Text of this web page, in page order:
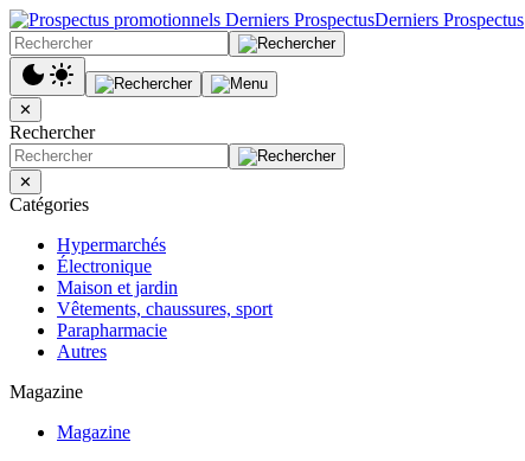
Derniers Prospectus
✕
Rechercher
✕
Catégories
Hypermarchés
Électronique
Maison et jardin
Vêtements, chaussures, sport
Parapharmacie
Autres
Magazine
Magazine